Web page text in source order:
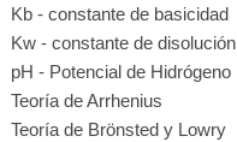
Kb - constante de basicidad
Kw - constante de disolución
pH - Potencial de Hidrógeno
Teoría de Arrhenius
Teoría de Brönsted y Lowry